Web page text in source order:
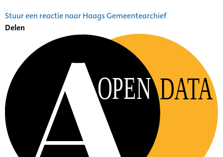
Stuur een reactie naar Haags Gemeentearchief
Delen
OPEN DATA